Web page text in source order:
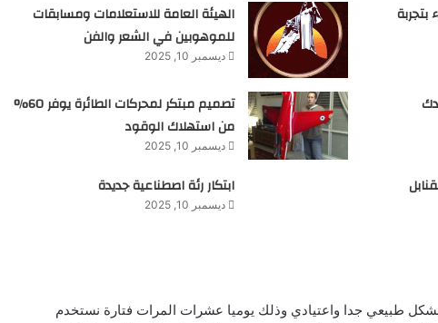
الهيئة العامة للاستعلامات ومسابقات
للموهوبين في الشعر والفن
ديسمبر 10, 2025
تصميم مبتكر لمحركات الطائرة يوفر 60%
من استهلاك الوقود
ديسمبر 10, 2025
ابتكار رئة اصطناعية جديدة
ديسمبر 10, 2025
بشكل طبيعي جدا واعتيادي وذلك يوميا عشرات المرات فتارة نستخدم